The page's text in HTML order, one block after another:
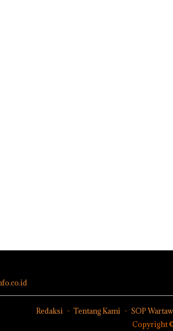
Redaksi Tentang Kami SOP
Copyright